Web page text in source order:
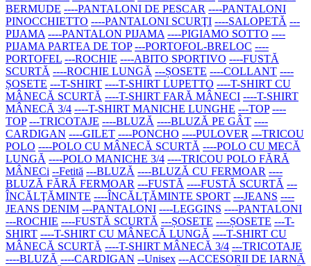
BERMUDE ----PANTALONI DE PESCAR ----PANTALONI
PINOCCHIETTO ----PANTALONI SCURŢI ----SALOPETĂ ---
PIJAMA ----PANTALON PIJAMA ----PIGIAMO SOTTO ----
PIJAMA PARTEA DE TOP ---PORTOFOL-BRELOC ----
PORTOFEL ---ROCHIE ----ABITO SPORTIVO ----FUSTĂ
SCURTĂ ----ROCHIE LUNGĂ ---ȘOSETE ----COLLANT ----
ȘOSETE ---T-SHIRT ----T-SHIRT LUPETTO ----T-SHIRT CU
MÂNECĂ SCURTĂ ----T-SHIRT FARĂ MÂNECI ----T-SHIRT
MÂNECĂ 3/4 ----T-SHIRT MANICHE LUNGHE ---TOP ----
TOP ---TRICOTAJE ----BLUZĂ ----BLUZĂ PE GÂT ----
CARDIGAN ----GILET ----PONCHO ----PULOVER ---TRICOU
POLO ----POLO CU MÂNECĂ SCURTĂ ----POLO CU MECĂ
LUNGĂ ----POLO MANICHE 3/4 ----TRICOU POLO FĂRĂ
MÂNECi --Fetită ---BLUZĂ ----BLUZĂ CU FERMOAR ----
BLUZĂ FĂRĂ FERMOAR ---FUSTĂ ----FUSTĂ SCURTĂ ---
ÎNCĂLŢĂMINTE ----ÎNCĂLŢĂMINTE SPORT ---JEANS ----
JEANS DENIM ---PANTALONI ----LEGGINS ----PANTALONI
---ROCHIE ----FUSTĂ SCURTĂ ---ȘOSETE ----ȘOSETE ---T-
SHIRT ----T-SHIRT CU MÂNECĂ LUNGĂ ----T-SHIRT CU
MÂNECĂ SCURTĂ ----T-SHIRT MÂNECĂ 3/4 ---TRICOTAJE
----BLUZĂ ----CARDIGAN --Unisex ---ACCESORII DE IARNĂ